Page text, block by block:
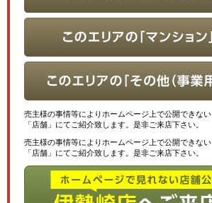
売主様の事情等によりホームページ上で公開できな
「店舗」にてご紹介致します。是非ご来店下さい。
売主様の事情等によりホームページ上で公開できな
「店舗」にてご紹介致します。是非ご来店下さい。